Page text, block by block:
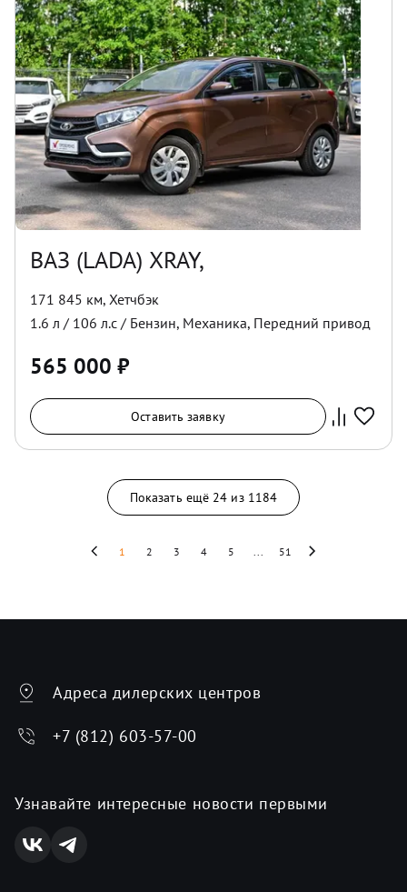
ВАЗ (LADA) XRAY,
171 845 км, Хетчбэк
1.6 л / 106 л.с / Бензин, Механика, Передний привод
565 000 ₽
Оставить заявку
Показать ещё 24 из 1184
1 2 3 4 5 51
Адреса дилерских центров
+7 (812) 603-57-00
Узнавайте интересные новости первыми